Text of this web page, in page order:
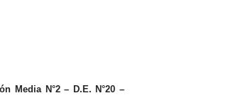
Media N°2 – D.E. N°20 –